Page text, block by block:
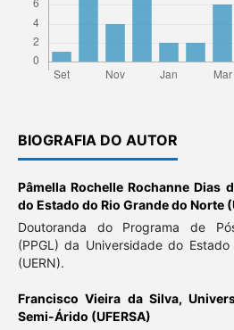
BIOGRAFIA DO AUTOR
Pâmella Rochelle Rochanne Dias
do Estado do Rio Grande do Norte
Doutoranda do Programa de
(PPGL) da Universidade do
(UERN).
Francisco Vieira da Silva,
Semi-Árido (UFERSA)